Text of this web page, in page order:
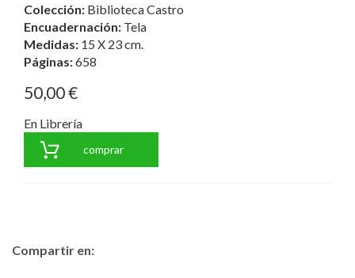
Colección: Biblioteca Castro
Encuadernación: Tela
Medidas: 15 X 23 cm.
Páginas:658
50,00 €
En Librería
comprar
Compartir en: